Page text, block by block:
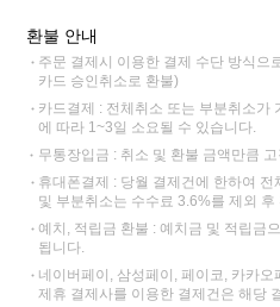
환불 안내
주문 결제시 이용한 결제 수단 방식으
카드 승인취소로 환불)
카드결제 : 전체취소 또는 부분취소가
에 따라 1~3일 소요될 수 있습니다.
무통장입금 : 취소 및 환불 금액만큼
휴대폰결제 : 당월 결제건에 한하여
및 부분취소는 수수료 3.6%를 제외 후
예치, 적립금 환불 : 예치금 및 적립금
됩니다.
네이버페이, 삼성페이, 페이코, 카카
제휴 결제사를 이용한 결제건은 해당